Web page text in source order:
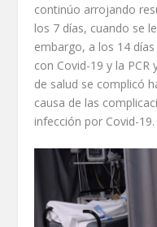
continúo arrojando
los 7 días, cuando se
embargo, a los 14
con Covid-19 y la
de salud se complicó
causa de las
infección por Covid-19.